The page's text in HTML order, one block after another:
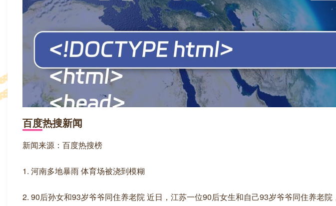
百度热搜新闻
新闻来源：百度热搜榜
1. 河南多地暴雨 体育场被浇到模糊
2. 90后孙女和93岁爷爷同住养老院 近日，江苏一位90后女生和自己93岁爷爷同住养老